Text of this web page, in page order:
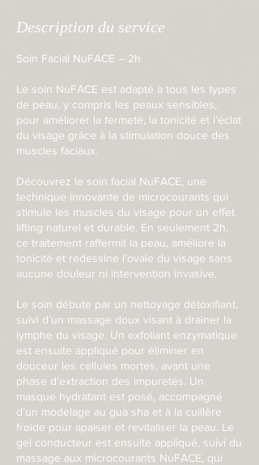
Description du service
Soin Facial NuFACE – 2h
Le soin NuFACE est adapté à tous les types
de peau, y compris les peaux sensibles,
pour améliorer la fermeté, la tonicité et l’éclat
du visage grâce à la stimulation douce des
muscles faciaux.
Découvrez le soin facial NuFACE, une
technique innovante de microcourants qui
stimule les muscles du visage pour un effet
lifting naturel et durable. En seulement 2h,
ce traitement raffermit la peau, améliore la
tonicité et redessine l’ovale du visage sans
aucune douleur ni intervention invasive.
Le soin débute par un nettoyage détoxifiant,
suivi d’un massage doux visant à drainer la
lymphe du visage. Un exfoliant enzymatique
est ensuite appliqué pour éliminer en
douceur les cellules mortes, avant une
phase d’extraction des impuretés. Un
masque hydratant est posé, accompagné
d’un modelage au gua sha et à la cuillère
froide pour apaiser et revitaliser la peau. Le
gel conducteur est ensuite appliqué, suivi du
massage aux microcourants NuFACE, qui